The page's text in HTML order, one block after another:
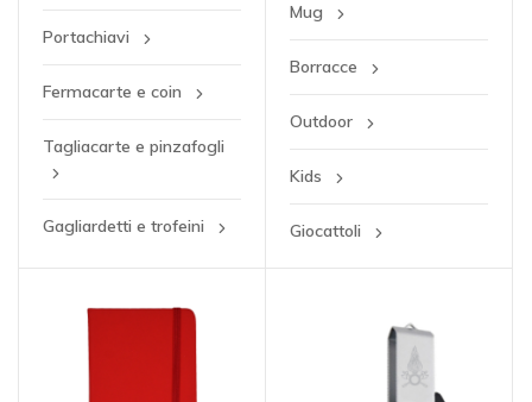
Portachiavi
Fermacarte e coin
Tagliacarte e pinzafogli
Gagliardetti e trofeini
Mug
Borracce
Outdoor
Kids
Giocattoli